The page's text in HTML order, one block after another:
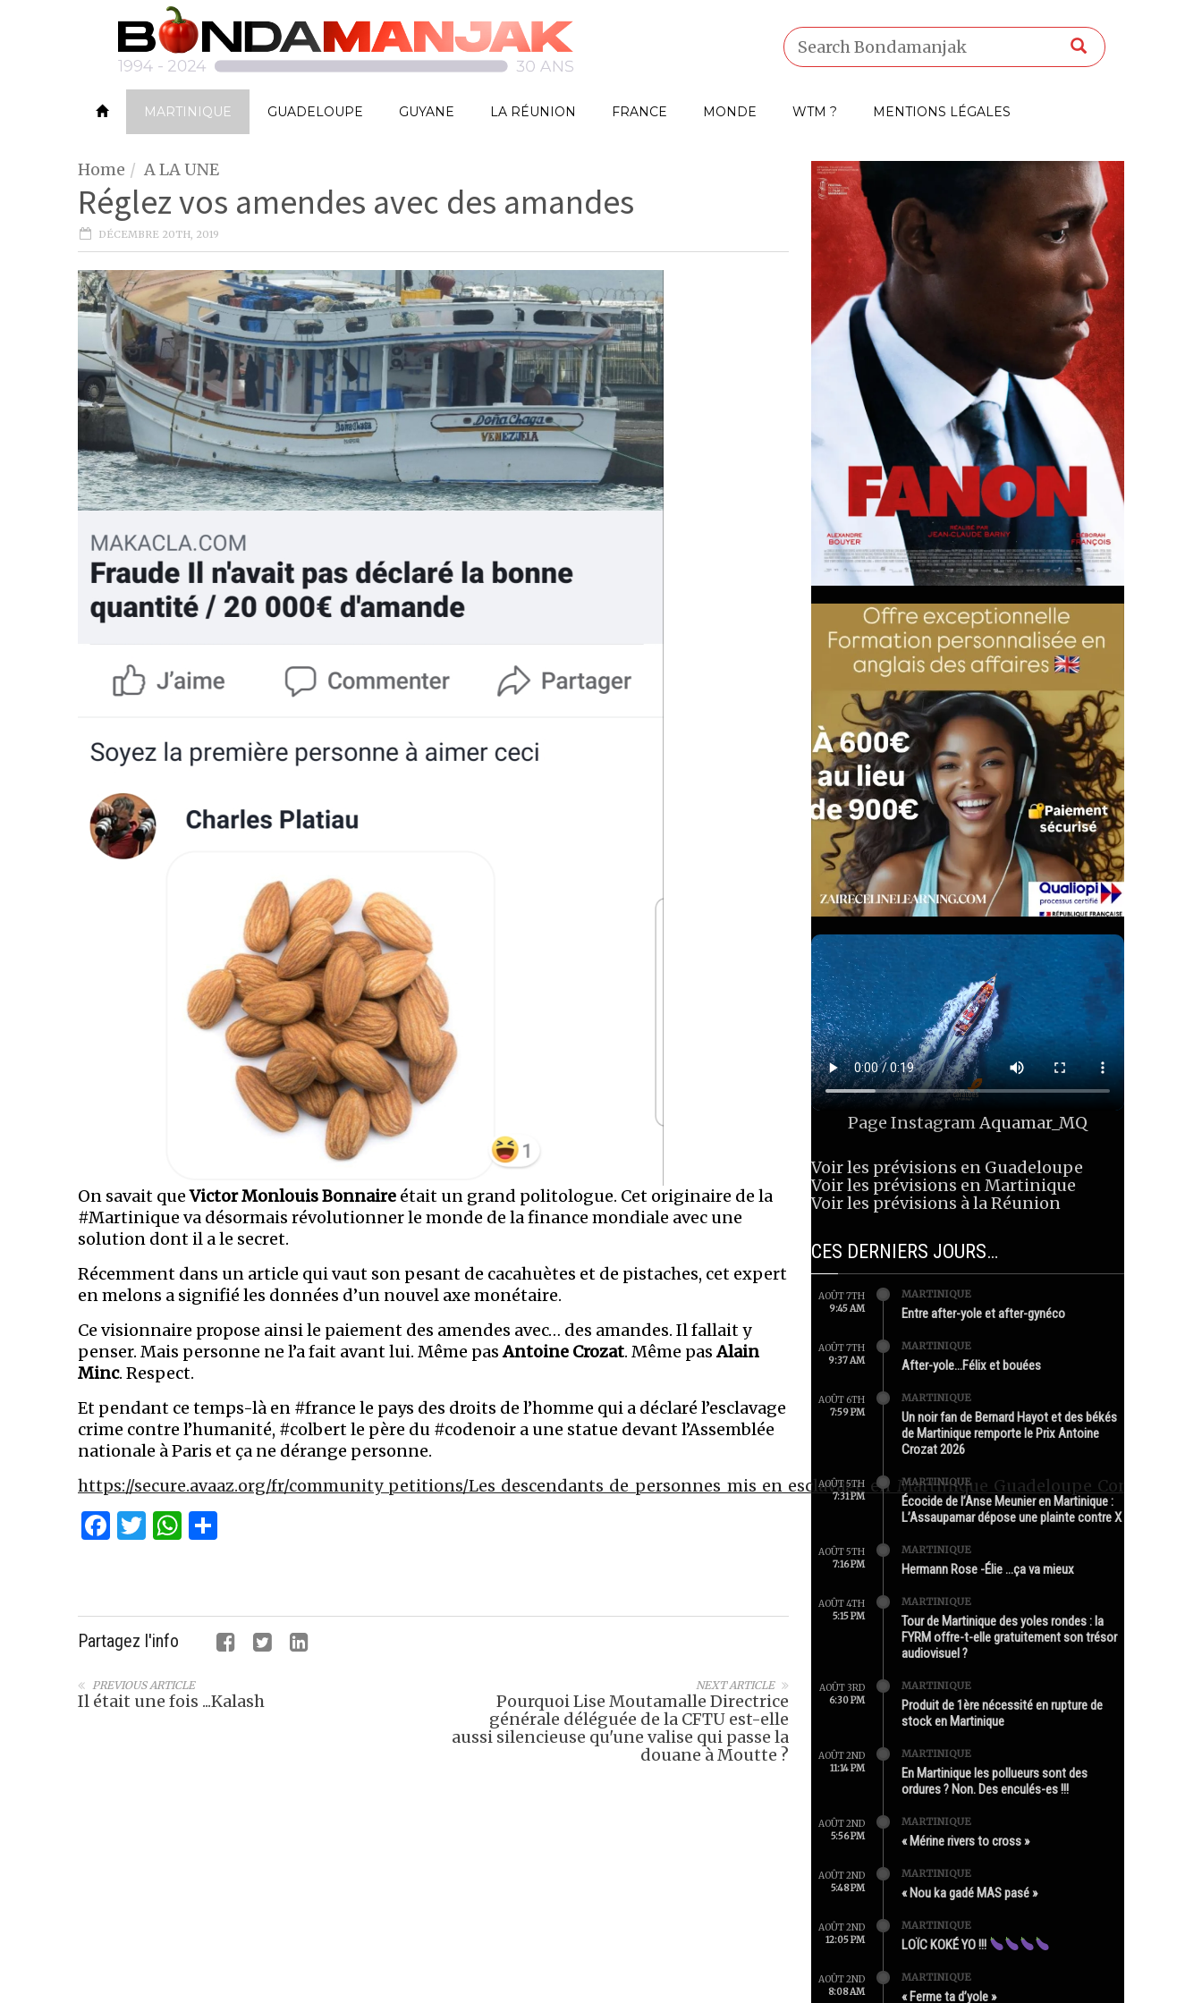
MARTINIQUE GUADELOUPE GUYANE LA RÉUNION FRANCE MONDE WTM ? MENTIONS LÉGALES
Home A LA UNE
Réglez vos amendes avec des amandes
DÉCEMBRE 20TH, 2019
On savait queVictor Monlouis Bonnaire était un grand politologue. Cet originaire de la
#Martinique va désormais révolutionner le monde de la finance mondiale avec une
solution dont il a le secret.
Récemment dans un article qui vaut son pesant de cacahuètes et de pistaches, cet expert
en melons a signifié les données d’un nouvel axe monétaire.
Ce visionnaire propose ainsi le paiement des amendes avec… des amandes. Il fallait y
penser. Mais personne ne l’a fait avant lui. Même pasAntoine Crozat. Même pasAlain
Minc. Respect.
Et pendant ce temps-là en #france le pays des droits de l’homme qui a déclaré l’esclavage
crime contre l’humanité, #colbert le père du #codenoir a une statue devant l’Assemblée
nationale à Paris et ça ne dérange personne.
https://secure.avaaz.org/fr/community_petitions/
Facebook
Twitter
WhatsApp
Partagez l'info
NEXT ARTICLE
Pourquoi Lise Moutamalle Directrice
générale déléguée de la CFTU est-elle
aussi silencieuse qu'une valise qui passe la
douane à Moutte ?
PREVIOUS ARTICLE
Il était une fois ...Kalash
Page InstagramAquamar_MQ
Voir les prévisions en Guadeloupe
Voir les prévisions en Martinique
Voir les prévisions à la Réunion
CES DERNIERS JOURS…
AOÛT 7TH
9:45 AM
MARTINIQUE
Entre after-yole et after-gynéco
AOÛT 7TH
9:37 AM
MARTINIQUE
After-yole…Félix et bouées
AOÛT 6TH
7:59 PM
MARTINIQUE
Un noir fan de Bernard Hayot et des békés
de Martinique remporte le Prix Antoine
Crozat 2026
AOÛT 5TH
7:31 PM
MARTINIQUE
Écocide de l’Anse Meunier en Martinique :
L’Assaupamar dépose une plainte contre X
AOÛT 5TH
7:16 PM
MARTINIQUE
Hermann Rose -Élie …ça va mieux
AOÛT 4TH
5:15 PM
MARTINIQUE
Tour de Martinique des yoles rondes : la
FYRM offre-t-elle gratuitement son trésor
audiovisuel ?
AOÛT 3RD
6:30 PM
MARTINIQUE
Produit de 1ère nécessité en rupture de
stock en Martinique
AOÛT 2ND
11:14 PM
MARTINIQUE
En Martinique les pollueurs sont des
ordures ? Non. Des enculés-es !!!
AOÛT 2ND
5:56 PM
MARTINIQUE
« Mérine rivers to cross »
AOÛT 2ND
5:48 PM
MARTINIQUE
« Nou ka gadé MAS pasé »
AOÛT 2ND
12:05 PM
MARTINIQUE
LOÏC KOKÉ YO !!!
AOÛT 2ND
8:08 AM
MARTINIQUE
« Ferme ta d’yole »